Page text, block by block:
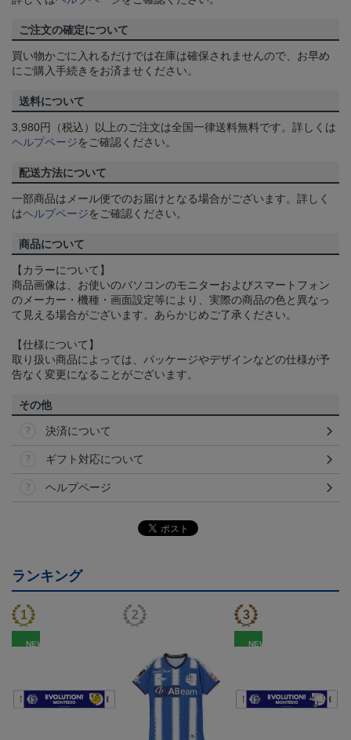
ご注文の確定について
買い物かごに入れるだけでは在庫は確保されませんので、お早め
にご購入手続きをお済ませください。
送料について
3,980円（税込）以上のご注文は全国一律送料無料です。詳しくは
ヘルプページをご確認ください。
配送方法について
一部商品はメール便でのお届けとなる場合がございます。詳しく
はヘルプページをご確認ください。
商品について
【カラーについて】
商品画像は、お使いのパソコンのモニターおよびスマートフォン
のメーカー・機種・画面設定等により、実際の商品の色と異なっ
て見える場合がございます。あらかじめご了承ください。
【仕様について】
取り扱い商品によっては、パッケージやデザインなどの仕様が予
告なく変更になることがございます。
その他
決済について
ギフト対応について
ヘルプページ
ランキング
NEW NEW